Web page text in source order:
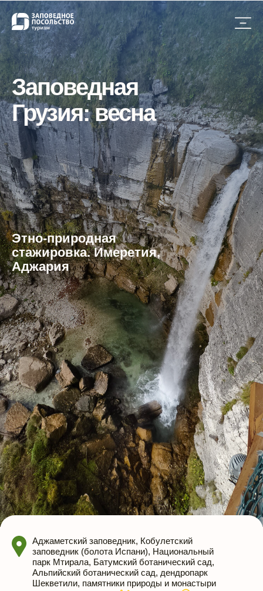
Заповедная
Грузия: весна
Этно-природная
стажировка. Имеретия,
Аджария
Аджаметский заповедник, Кобулетский
заповедник (болота Испани), Национальный
парк Мтирала, Батумский ботанический сад,
Альпийский ботанический сад, дендропарк
Шекветили, памятники природы и монастыри